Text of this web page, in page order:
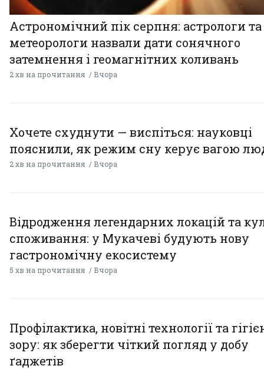
Астрономічний пік серпня: астрологи та
метеорологи назвали дати сонячного
затемнення і геомагнітних коливань
2 хв на прочитання Вчора
Хочете схуднути — виспіться: науковці
пояснили, як режим сну керує вагою
2 хв на прочитання Вчора
Відродження легендарних локацій та
споживання: у Мукачеві будують нову
гастрономічну екосистему
5 хв на прочитання Вчора
Профілактика, новітні технології та
зору: як зберегти чіткий погляд у добу
ґаджетів